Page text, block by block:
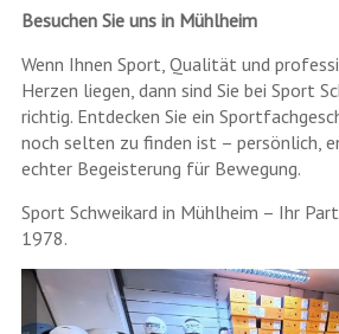
Besuchen Sie uns in Mühlheim
Wenn Ihnen Sport, Qualität und
Herzen liegen, dann sind Sie bei Sport
richtig. Entdecken Sie ein
noch selten zu finden ist – persönlich,
echter Begeisterung für Bewegung.
Sport Schweikard in Mühlheim – Ihr
1978.